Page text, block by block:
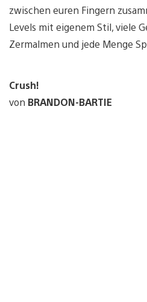
zwischen euren Fingern
Levels mit eigenem Stil, viele
Zermalmen und jede Menge
Crush!
von BRANDON-BARTIE